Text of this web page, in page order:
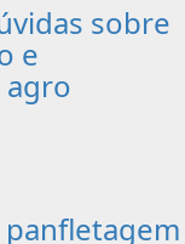
sobre
e
panfletagem